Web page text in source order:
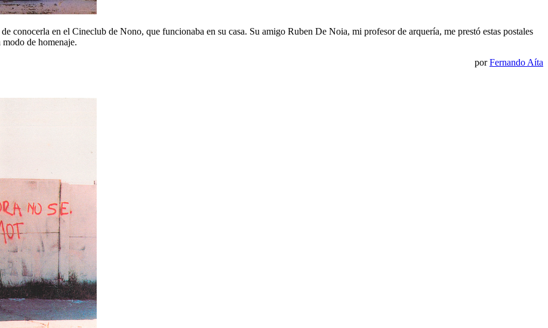
conocerla en el Cineclub de Nono, que funcionaba en su casa. Su amigo Ruben De Noia, mi profesor de arquería, me prestó estas postales
de homenaje.
porFernando Aíta